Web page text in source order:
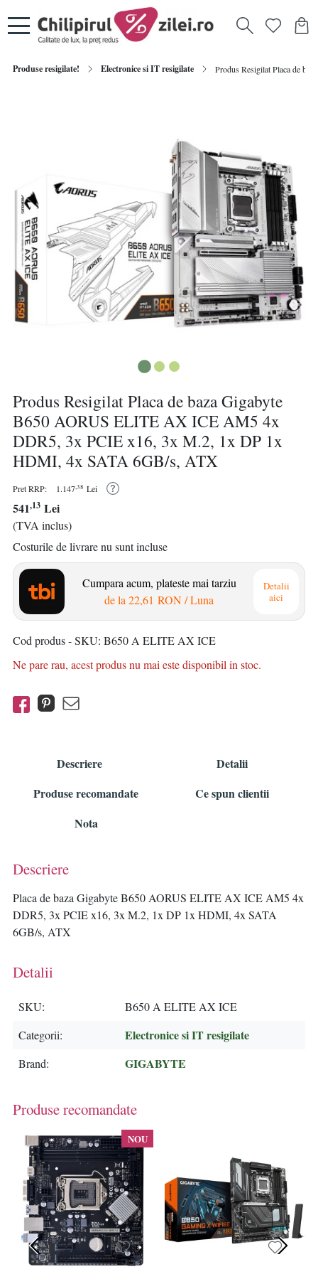
Produse resigilate! Electronice si IT resigilate Produs Resigilat Placa de
Produs Resigilat Placa de baza Gigabyte
B650 AORUS ELITE AX ICE AM5 4x
DDR5, 3x PCIE x16, 3x M.2, 1x DP 1x
HDMI, 4x SATA 6GB/s, ATX
Pret RRP: 1.147,38 Lei
541,13 Lei
(TVA inclus)
Costurile de livrare nu sunt incluse
Cumpara acum, plateste mai tarziu
de la 22,61 RON/ Luna
Detalii
aici
Cod produs - SKU B650 A ELITE AX ICE
Ne pare rau, acest produs nu mai este disponibil in stoc.
Descriere
Detalii
Produse recomandate
Ce spun clientii
Nota
Descriere
Placa de baza Gigabyte B650 AORUS ELITE AX ICE AM5 4x
DDR5, 3x PCIE x16, 3x M.2, 1x DP 1x HDMI, 4x SATA
6GB/s, ATX
Detalii
SKU
B650 A ELITE AX ICE
Categorii
Electronice si IT resigilate
Brand GIGABYTE
Produse recomandate
NOU